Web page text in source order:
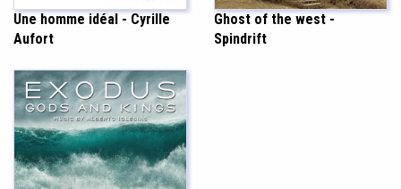
Une homme idéal - Cyrille
Aufort
Ghost of the west -
Spindrift